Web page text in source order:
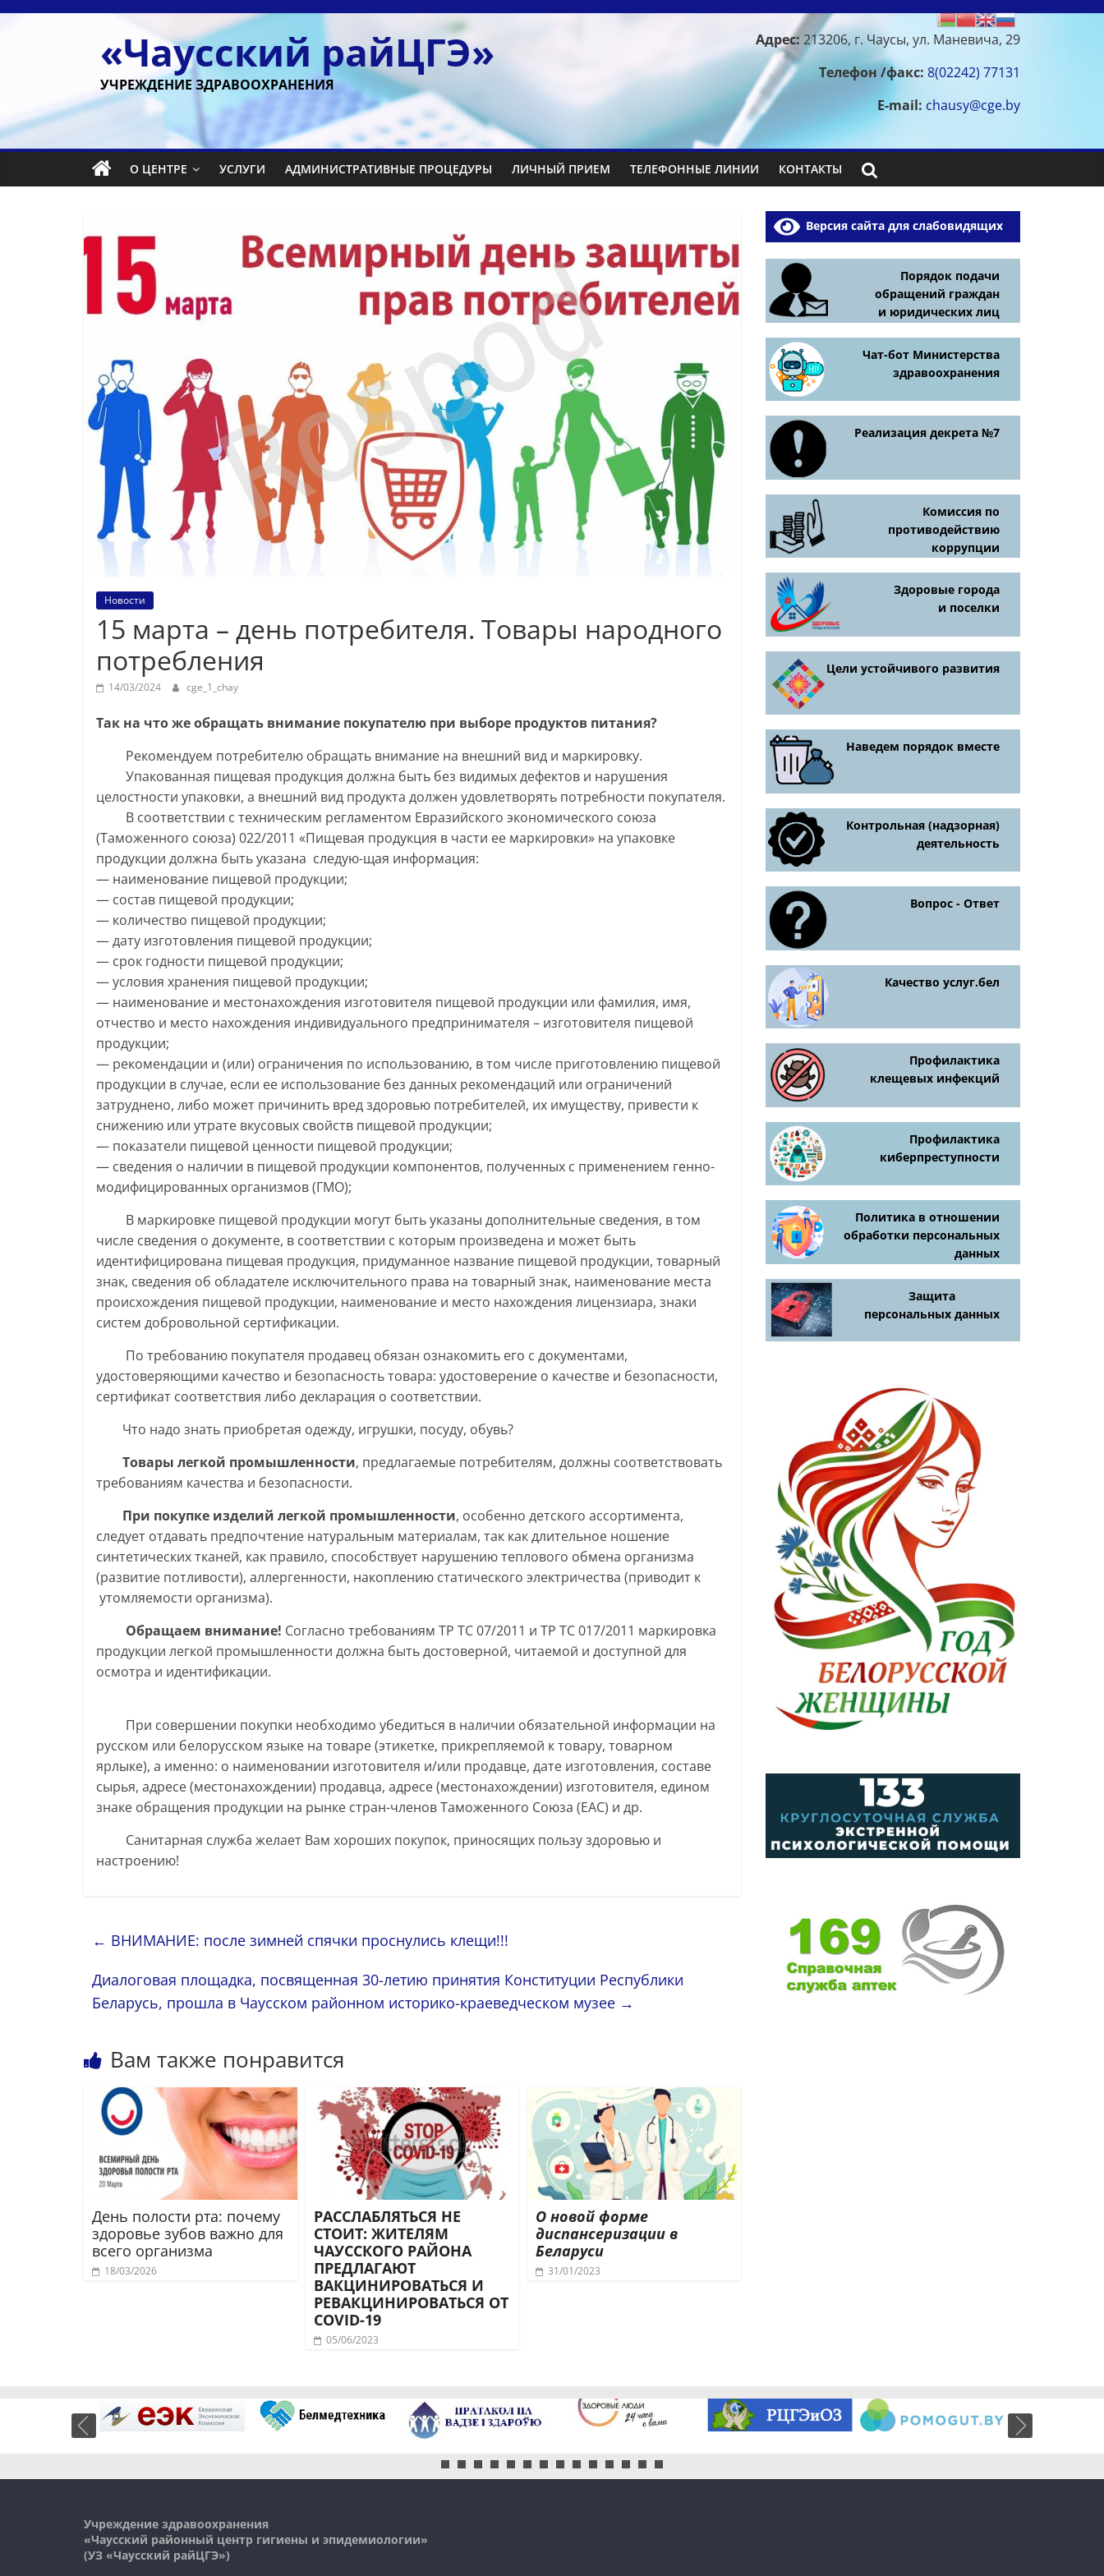
Перейти
«Чаусский райЦГЭ»
УЧРЕЖДЕНИЕ ЗДРАВООХРАНЕНИЯ
Адрес: 213206, г. Чаусы, ул. Маневича, 29
Телефон /факс: 8(02242) 77131
E-mail: chausy@cge.by
О ЦЕНТРЕ УСЛУГИ АДМИНИСТРАТИВНЫЕ ПРОЦЕДУРЫ ЛИЧНЫЙ ПРИЕМ ТЕЛЕФОННЫЕ ЛИНИИ КОНТАКТЫ
Новости
15 марта – день потребителя. Товары народного
потребления
14/03/2024 cge_1_chay
Так на что же обращать внимание покупателю при выборе продуктов питания?
Рекомендуем потребителю обращать внимание на внешний вид и маркировку.
Упакованная пищевая продукция должна быть без видимых дефектов и нарушения
целостности упаковки, а внешний вид продукта должен удовлетворять потребности покупателя.
В соответствии с техническим регламентом Евразийского экономического союза
(Таможенного союза) 022/2011 «Пищевая продукция в части ее маркировки» на упаковке
продукции должна быть указана следую-щая информация:
— наименование пищевой продукции;
— состав пищевой продукции;
— количество пищевой продукции;
— дату изготовления пищевой продукции;
— срок годности пищевой продукции;
— условия хранения пищевой продукции;
— наименование и местонахождения изготовителя пищевой продукции или фамилия, имя,
отчество и место нахождения индивидуального предпринимателя – изготовителя пищевой
продукции;
— рекомендации и (или) ограничения по использованию, в том числе приготовлению пищевой
продукции в случае, если ее использование без данных рекомендаций или ограничений
затруднено, либо может причинить вред здоровью потребителей, их имуществу, привести к
снижению или утрате вкусовых свойств пищевой продукции;
— показатели пищевой ценности пищевой продукции;
— сведения о наличии в пищевой продукции компонентов, полученных с применением генно-
модифицированных организмов (ГМО);
В маркировке пищевой продукции могут быть указаны дополнительные сведения, в том
числе сведения о документе, в соответствии с которым произведена и может быть
идентифицирована пищевая продукция, придуманное название пищевой продукции, товарный
знак, сведения об обладателе исключительного права на товарный знак, наименование места
происхождения пищевой продукции, наименование и место нахождения лицензиара, знаки
систем добровольной сертификации.
По требованию покупателя продавец обязан ознакомить его с документами,
удостоверяющими качество и безопасность товара: удостоверение о качестве и безопасности,
сертификат соответствия либо декларация о соответствии.
Что надо знать приобретая одежду, игрушки, посуду, обувь?
Товары легкой промышленности, предлагаемые потребителям, должны соответствовать
требованиям качества и безопасности.
При покупке изделий легкой промышленности, особенно детского ассортимента,
следует отдавать предпочтение натуральным материалам, так как длительное ношение
синтетических тканей, как правило, способствует нарушению теплового обмена организма
(развитие потливости), аллергенности, накоплению статического электричества (приводит к
утомляемости организма).
Обращаем внимание! Согласно требованиям ТР ТС 07/2011 и ТР ТС 017/2011 маркировка
продукции легкой промышленности должна быть достоверной, читаемой и доступной для
осмотра и идентификации.
При совершении покупки необходимо убедиться в наличии обязательной информации на
русском или белорусском языке на товаре (этикетке, прикрепляемой к товару, товарном
ярлыке), а именно: о наименовании изготовителя и/или продавце, дате изготовления, составе
сырья, адресе (местонахождении) продавца, адресе (местонахождении) изготовителя, едином
знаке обращения продукции на рынке стран-членов Таможенного Союза (ЕАС) и др.
Санитарная служба желает Вам хороших покупок, приносящих пользу здоровью и
настроению!
← ВНИМАНИЕ: после зимней спячки проснулись клещи!!!
Диалоговая площадка, посвященная 30-летию принятия Конституции Республики
Беларусь, прошла в Чаусском районном историко-краеведческом музее →
Вам также понравится
День полости рта: почему
здоровье зубов важно для
всего организма
18/03/2026
РАССЛАБЛЯТЬСЯ НЕ
СТОИТ: ЖИТЕЛЯМ
ЧАУССКОГО РАЙОНА
ПРЕДЛАГАЮТ
ВАКЦИНИРОВАТЬСЯ И
РЕВАКЦИНИРОВАТЬСЯ ОТ
COVID-19
05/06/2023
О новой форме
диспансеризации в
Беларуси
31/01/2023
Версия сайта для слабовидящих
Порядок подачи
обращений граждан
и юридических лиц
Чат-бот Министерства
здравоохранения
Реализация декрета №7
Комиссия по
противодействию
коррупции
Здоровые города
и поселки
Цели устойчивого развития
Наведем порядок вместе
Контрольная (надзорная)
деятельность
Вопрос - Ответ
Качество услуг.бел
Профилактика
клещевых инфекций
Профилактика
киберпреступности
Политика в отношении
обработки персональных
данных
Защита
персональных данных
Учреждение здравоохранения
«Чаусский районный центр гигиены и эпидемиологии»
(УЗ «Чаусский райЦГЭ»)